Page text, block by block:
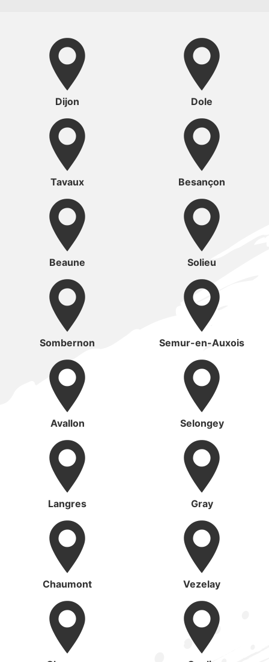
Dijon Dole
Tavaux Besançon
Beaune Solieu
Sombernon Semur-en-Auxois
Avallon Selongey
Langres Gray
Chaumont Vezelay